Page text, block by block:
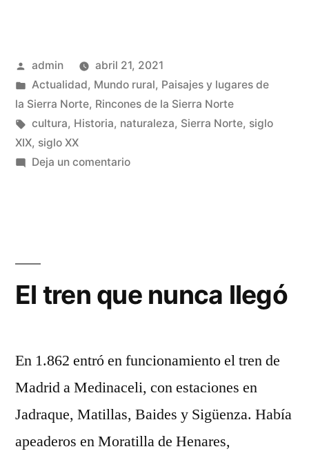
no
vino
a
Publicado
por
admin
abril 21, 2021
Publicado
en
Actualidad, Mundo rural, Paisajes y lugares de
la Sierra Norte, Rincones de la Sierra Norte
Etiquetas:
cultura, Historia, naturaleza, Sierra Norte, siglo
XIX, siglo XX
Deja un comentarioen
la
El tren que nunca llegó
En 1.862 entró en funcionamiento el tren de
Madrid a Medinaceli, con estaciones en
Jadraque, Matillas, Baides y Sigüenza. Había
apeaderos en Moratilla de Henares,